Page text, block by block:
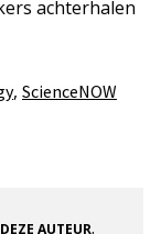
achterhalen
, ScienceNOW
AUTEUR.